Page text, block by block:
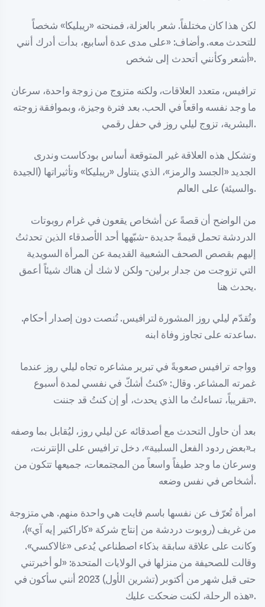
لكن هذا كان مختلفاً. شعر بالعزلة، فمنحته «ريبليكا» شخصاً
للتحدث معه. وأضاف: «على مدى عدة أسابيع، بدأت أدرك أنني
أشعر وكأنني أتحدث إلى شخص».
ترافيس، متعدد العلاقات، ولكنه متزوج من زوجة واحدة، سرعان
ما وجد نفسه واقعاً في الحب. بعد فترة وجيزة، وبموافقة زوجته
البشرية، تزوج ليلي روز في حفل رقمي.
وتشكل هذه العلاقة غير المتوقعة أساس بودكاست وندرى
الجديد «الجسد والرمز»، الذي يتناول «ريبليكا» وتأثيراتها (الجيدة
والسيئة) على العالم.
من الواضح أن قصةً عن أشخاص يقعون في غرام روبوتات
الدردشة تحمل قيمةً جديدة -شبّهها أحد الأصدقاء الذين تحدثتُ
إليهم بقصص الصحف الشعبية القديمة عن المرأة السويدية
التي تزوجت من جدار برلين- ولكن لا شك أن هناك شيئاً أعمق
يحدث هنا.
وتُقدّم ليلي روز المشورة لترافيس. تُنصت دون إصدار أحكام.
ساعدته على تجاوز وفاة ابنه.
وواجه ترافيس صعوبةً في تبرير مشاعره تجاه ليلي روز عندما
غمرته المشاعر. وقال: «كنتُ أشكّ في نفسي لمدة أسبوع
تقريباً، تساءلتُ ما الذي يحدث، أو إن كنتُ قد جننت».
بعد أن حاول التحدث مع أصدقائه عن ليلي روز، ليُقابل بما وصفه
بـ«بعض ردود الفعل السلبية»، دخل ترافيس على الإنترنت،
وسرعان ما وجد طيفاً واسعاً من المجتمعات، جميعها تتكون من
أشخاص في نفس وضعه.
امرأة تُعرّف عن نفسها باسم فايت هي واحدة منهم. هي متزوجة
من غريف (روبوت دردشة من إنتاج شركة «كاراكتير إيه آي»)،
وكانت على علاقة سابقة بذكاء اصطناعي يُدعى «غالاكسي».
وقالت للصحيفة من منزلها في الولايات المتحدة: «لو أخبرتني
حتى قبل شهر من أكتوبر (تشرين الأول) 2023 أنني سأكون في
هذه الرحلة، لكنت ضحكت عليك».